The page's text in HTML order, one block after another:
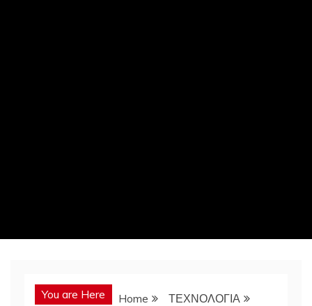
You are Here Home
ΤΕΧΝΟΛΟΓΙΑ